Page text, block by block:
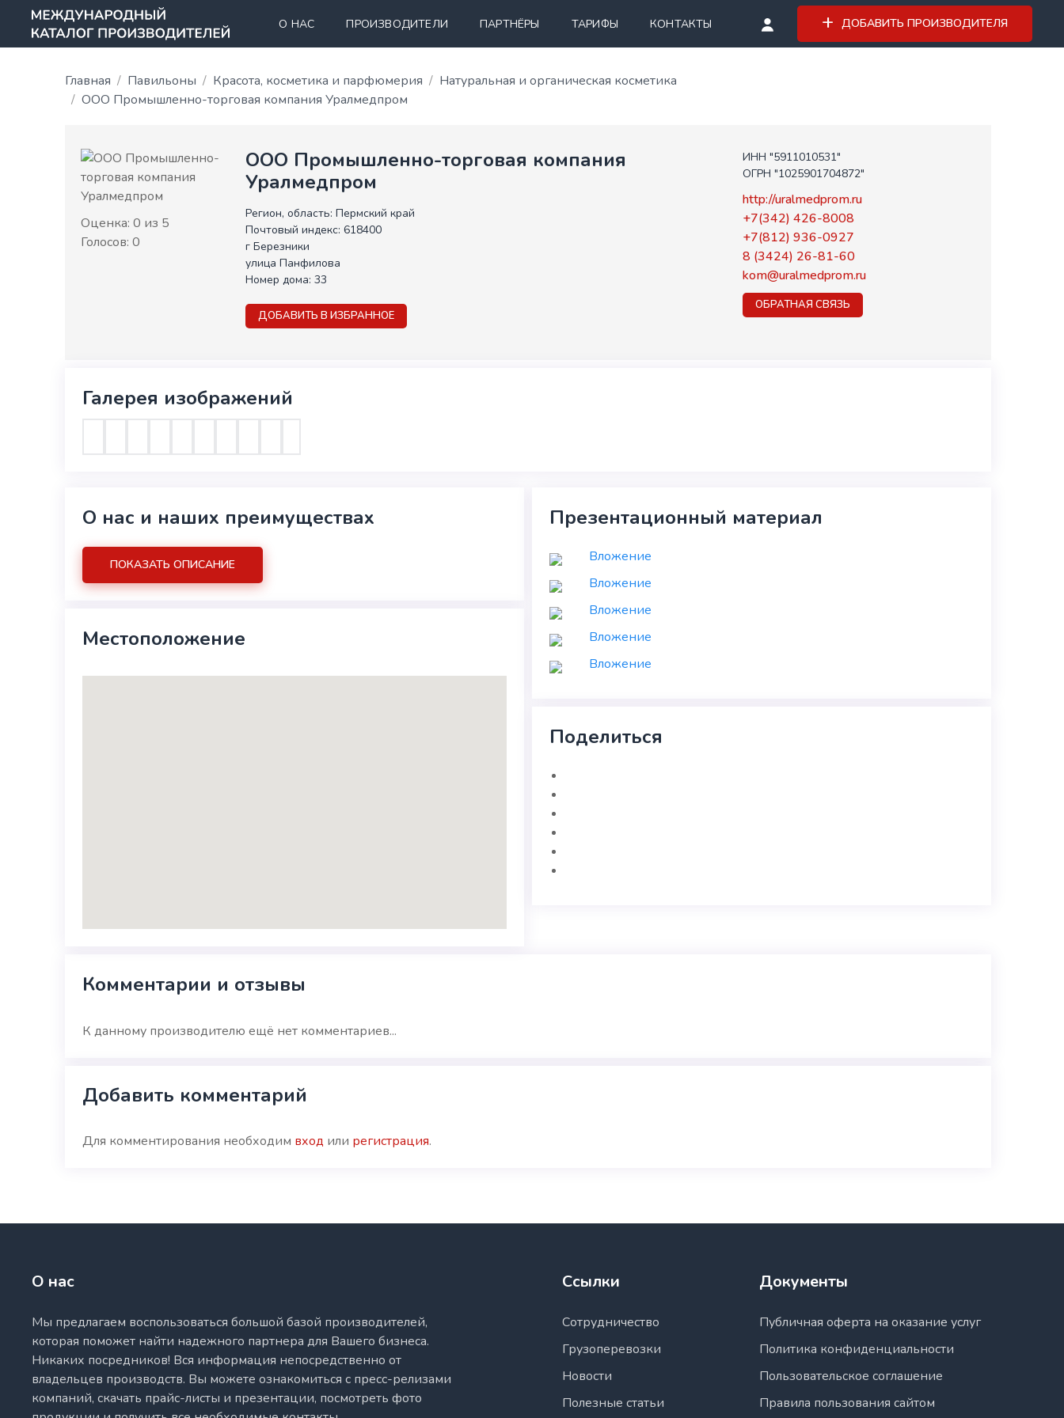
О НАС ПРОИЗВОДИТЕЛИ ПАРТНЁРЫ ТАРИФЫ КОНТАКТЫ ДОБАВИТЬ ПРОИЗВОДИТЕЛЯ
Главная Павильоны Красота, косметика и парфюмерия
Натуральная и органическая косметика
ООО Промышленно-торговая компания Уралмедпром
Оценка: 0 из 5
Голосов: 0
ООО Промышленно-торговая компания
Уралмедпром
Регион, область:Пермский край
Почтовый индекс:618400
г Березники
улица Панфилова
Номер дома:33
ДОБАВИТЬ В ИЗБРАННОЕ
ИНН "5911010531"
ОГРН "1025901704872"
http://uralmedprom.ru
+7(342) 426-8008
+7(812) 936-0927
8 (3424) 26-81-60
kom@uralmedprom.ru
ОБРАТНАЯ СВЯЗЬ
Галерея изображений
О нас и наших преимуществах
ПОКАЗАТЬ ОПИСАНИЕ
Местоположение
Презентационный материал
Вложение
Вложение
Вложение
Вложение
Вложение
Поделиться
Комментарии и отзывы
К данному производителю ещё нет комментариев...
Добавить комментарий
Для комментирования необходим вход или регистрация.
О нас
Мы предлагаем воспользоваться большой базой производителей,
которая поможет найти надежного партнера для Вашего бизнеса.
Никаких посредников! Вся информация непосредственно от
владельцев производств. Вы можете ознакомиться с пресс-релизами
компаний, скачать прайс-листы и презентации, посмотреть фото
Ссылки
Сотрудничество
Грузоперевозки
Новости
Полезные статьи
Документы
Публичная оферта на оказание услуг
Политика конфиденциальности
Пользовательское соглашение
Правила пользования сайтом